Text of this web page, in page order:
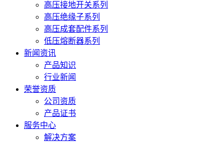
高压接地开关系列
高压绝缘子系列
高压成套配件系列
低压熔断器系列
新闻资讯
产品知识
行业新闻
荣誉资质
公司资质
产品证书
服务中心
解决方案